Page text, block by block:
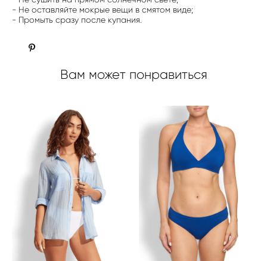
- Не оставляйте мокрые вещи в смятом виде;
- Промыть сразу после купания.
Вам может понравиться